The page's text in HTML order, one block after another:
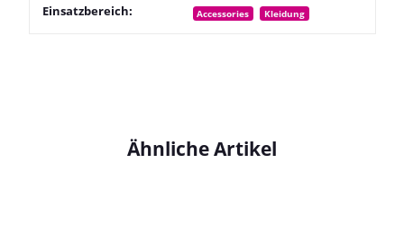
Einsatzbereich: Accessories Kleidung
Ähnliche Artikel